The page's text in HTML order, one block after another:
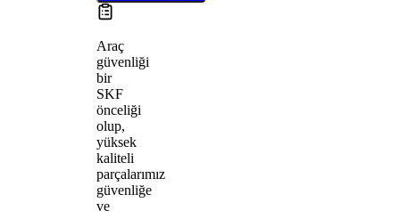
Araç
güvenliği
bir
SKF
önceliği
olup,
yüksek
kaliteli
parçalarımız
güvenliğe
ve